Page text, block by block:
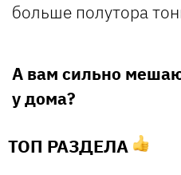
больше полутора
А вам сильно
у дома?
ТОП РАЗДЕЛА